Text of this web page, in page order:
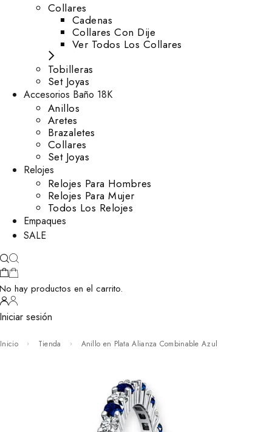
Collares
Cadenas
Collares Con Dije
Ver Todos Los Collares
Tobilleras
Set Joyas
Accesorios Baño 18K
Anillos
Aretes
Brazaletes
Collares
Set Joyas
Relojes
Relojes Para Hombres
Relojes Para Mujer
Todos Los Relojes
Empaques
SALE
hay productos en el carrito.
sesión
Inicio Tienda Anillo en Plata Alianza Combinable Azul